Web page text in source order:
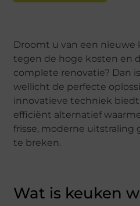
Droomt u van een nieuwe
tegen de hoge kosten en
complete renovatie? Dan
wellicht de perfecte
innovatieve techniek
efficiënt alternatief
frisse, moderne uitstraling
te breken.
Wat is keuken